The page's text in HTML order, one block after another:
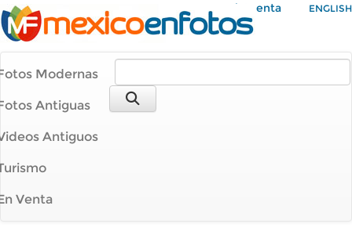
Mi Cuenta ENGLISH
Modernas
Antiguas
Antiguos
Venta